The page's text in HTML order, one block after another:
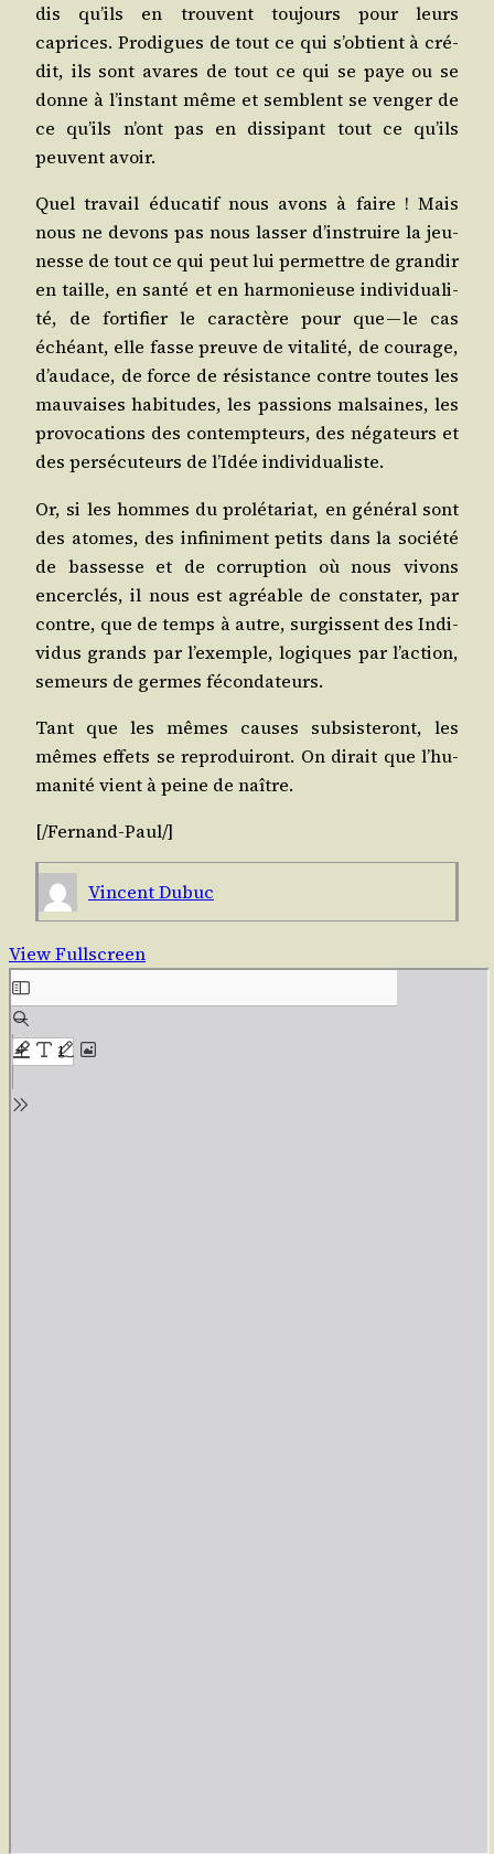
dis qu’ils en trouvent tou­jours pour leurs
caprices. Pro­digues de tout ce qui s’ob­tient à cré­
dit, ils sont avares de tout ce qui se paye ou se
donne à l’ins­tant même et semblent se ven­ger de
ce qu’ils n’ont pas en dis­si­pant tout ce qu’ils
peuvent avoir.
Quel tra­vail édu­ca­tif nous avons à faire ! Mais
nous ne devons pas nous las­ser d’ins­truire la jeu­
nesse de tout ce qui peut lui per­mettre de gran­dir
en taille, en san­té et en har­mo­nieuse indi­vi­dua­li­
té, de for­ti­fier le carac­tère pour que — le cas
échéant, elle fasse preuve de vita­li­té, de cou­rage,
d’au­dace, de force de résis­tance contre toutes les
mau­vaises habi­tudes, les pas­sions mal­saines, les
pro­vo­ca­tions des contemp­teurs, des néga­teurs et
des per­sé­cu­teurs de l’I­dée individualiste.
Or, si les hommes du pro­lé­ta­riat, en géné­ral sont
des atomes, des infi­ni­ment petits dans la socié­té
de bas­sesse et de cor­rup­tion où nous vivons
encer­clés, il nous est agréable de consta­ter, par
contre, que de temps à autre, sur­gissent des Indi­
vi­dus grands par l’exemple, logiques par l’ac­tion,
semeurs de germes fécondateurs.
Tant que les mêmes causes sub­sis­te­ront, les
mêmes effets se repro­dui­ront. On dirait que l’hu­
ma­ni­té vient à peine de naître.
[/Fer­nand-Paul/]
Vincent Dubuc
View Fullscreen